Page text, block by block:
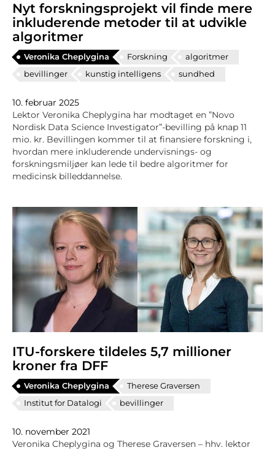
Nyt forskningsprojekt vil finde mere
inkluderende metoder til at udvikle
algoritmer
Veronika Cheplygina Forskning
algoritmer
bevillinger
kunstig intelligens sundhed
10. februar 2025
Lektor Veronika Cheplygina har modtaget en ”Novo
Nordisk Data Science Investigator”-bevilling på knap 11
mio. kr. Bevillingen kommer til at finansiere forskning i,
hvordan mere inkluderende undervisnings- og
forskningsmiljøer kan lede til bedre algoritmer for
medicinsk billeddannelse.
ITU-forskere tildeles 5,7 millioner
kroner fra DFF
Veronika Cheplygina
Therese Graversen
Institut for Datalogi
bevillinger
10. november 2021
Veronika Cheplygina og Therese Graversen – hhv. lektor